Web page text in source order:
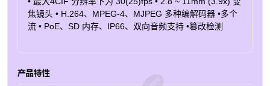
焦镜头 • H.264、MPEG-4、MJPEG 多种编解码器 •多个
流 • PoE、SD 内存、IP66、双向音频支持 •篡改检测